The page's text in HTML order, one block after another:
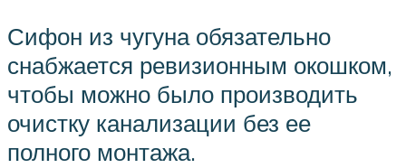
Сифон из чугуна обязательно
снабжается ревизионным окошком,
чтобы можно было производить
очистку канализации без ее
полного монтажа.